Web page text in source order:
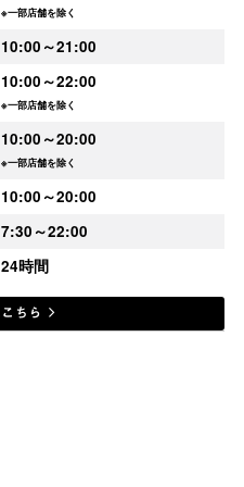
※一部店舗を除く
10:00～21:00
10:00～22:00
※一部店舗を除く
10:00～20:00
※一部店舗を除く
10:00～20:00
7:30～22:00
24時間